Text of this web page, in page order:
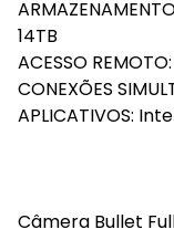
14TB
ACESSO
CONEXÕES
APLICATIVOS:
Câmera Bullet